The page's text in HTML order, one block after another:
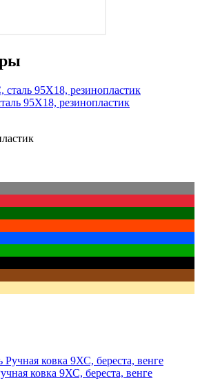
95Х18, резинопластик
ковка 9ХС, береста, венге